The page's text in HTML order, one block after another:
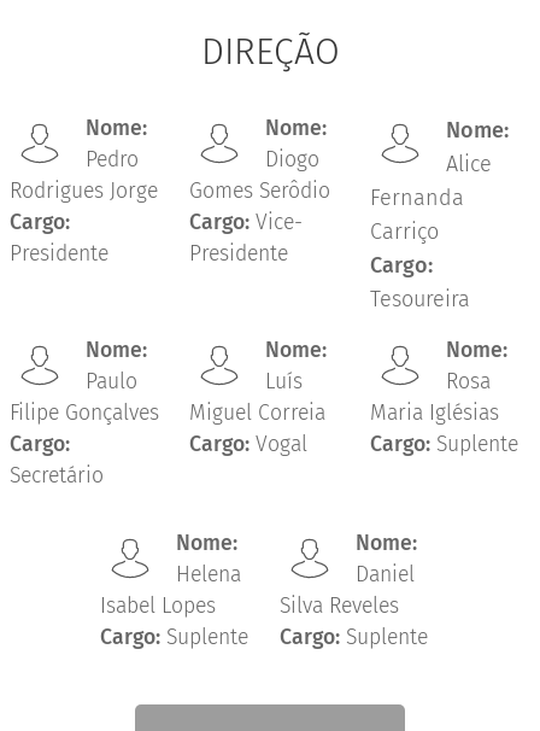
DIREÇÃO
Nome:
Pedro
Rodrigues Jorge
Cargo:
Presidente
Nome:
Diogo
Gomes Serôdio
Cargo: Vice-
Presidente
Nome:
Alice
Fernanda
Carriço
Cargo:
Tesoureira
Nome:
Paulo
Filipe Gonçalves
Cargo:
Secretário
Nome:
Luís
Miguel Correia
Cargo: Vogal
Nome:
Rosa
Maria Iglésias
Cargo:Suplente
Nome:
Helena
Isabel Lopes
Cargo:Suplente
Nome:
Daniel
Silva Reveles
Cargo: Suplente